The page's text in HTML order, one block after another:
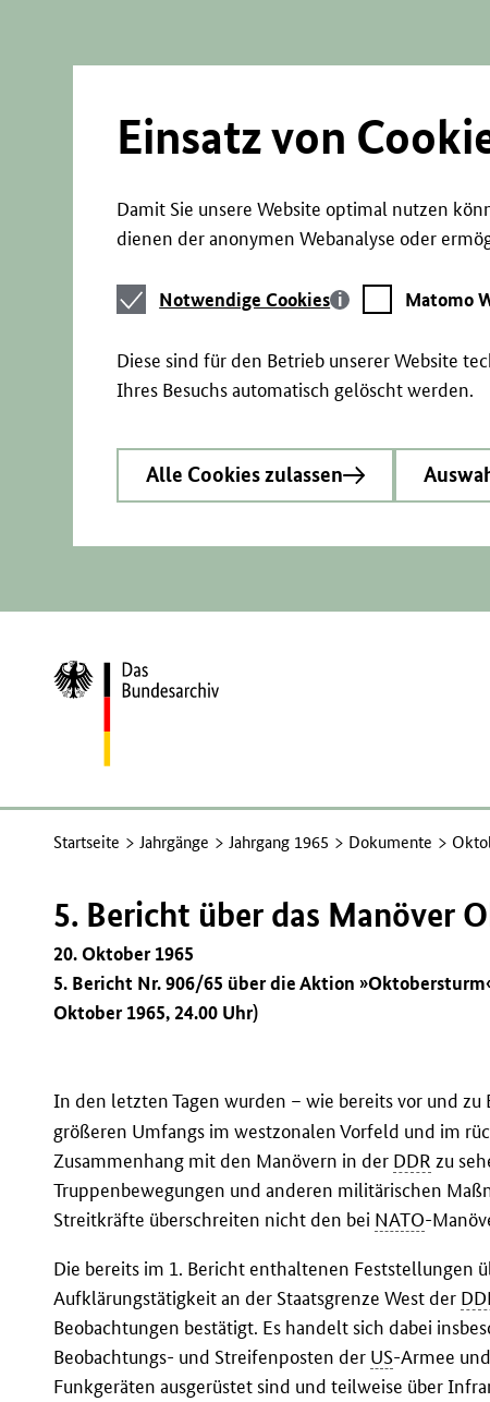
Einsatz von
Damit Sie unsere Website optimal nutzen
dienen der anonymen Webanalyse oder
Notwendige
Cookies
Notwendige Cookies
Matomo
Webstatistik
Matomo
Diese sind für den Betrieb unserer Website
Ihres Besuchs automatisch gelöscht werden.
Alle Cookies zulassen
Zur
Startseite
Startseite Jahrgänge Jahrgang 1965 Dokumente
5. Bericht über das Manöver
20. Oktober 1965
5. Bericht Nr. 906/65 über die Aktion
Oktober 1965, 24.00 Uhr)
In den letzten Tagen wurden – wie bereits vor und zu
größeren Umfangs im westzonalen Vorfeld und im
Zusammenhang mit den Manövern in der DDR zu
Truppenbewegungen und anderen militärischen
Streitkräfte überschreiten nicht den bei NATO-
Die bereits im 1. Bericht enthaltenen Feststellungen
Aufklärungstätigkeit an der Staatsgrenze West der
Beobachtungen bestätigt. Es handelt sich dabei
Beobachtungs- und Streifenposten der US-Armee
Funkgeräten ausgerüstet sind und teilweise über